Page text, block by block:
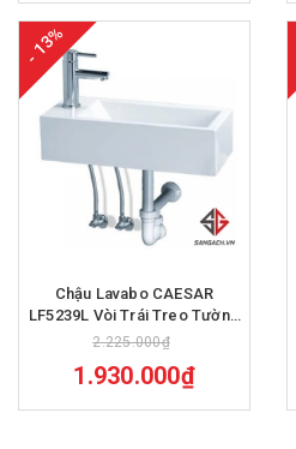
- 13%
Chậu Lavabo CAESAR
LF5239L Vòi Trái Treo Tường
(Đặt Bàn)
2.225.000₫
1.930.000₫